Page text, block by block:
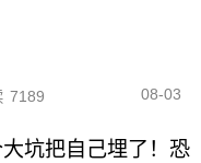
7189 08-03
坑把自己埋了！恐